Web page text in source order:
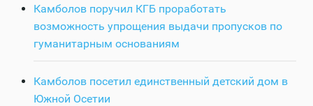
Камболов поручил КГБ проработать
возможность упрощения выдачи пропусков по
гуманитарным основаниям
Камболов посетил единственный детский дом в
Южной Осетии